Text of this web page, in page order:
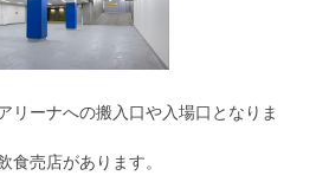
リーナへの搬入口や入場口となりま
食売店があります。